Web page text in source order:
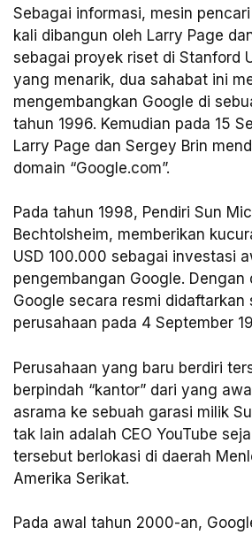
Sebagai informasi, mesin
kali dibangun oleh Larry Page
sebagai proyek riset di Stanford
yang menarik, dua sahabat ini
mengembangkan Google di
tahun 1996. Kemudian pada 15
Larry Page dan Sergey Brin
domain “Google.com”.
Pada tahun 1998, Pendiri Sun
Bechtolsheim, memberikan
USD 100.000 sebagai investasi
pengembangan Google. Dengan
Google secara resmi didaftarkan
perusahaan pada 4 September
Perusahaan yang baru berdiri
berpindah “kantor” dari yang
asrama ke sebuah garasi milik
tak lain adalah CEO YouTube
tersebut berlokasi di daerah
Amerika Serikat.
Pada awal tahun 2000-an,